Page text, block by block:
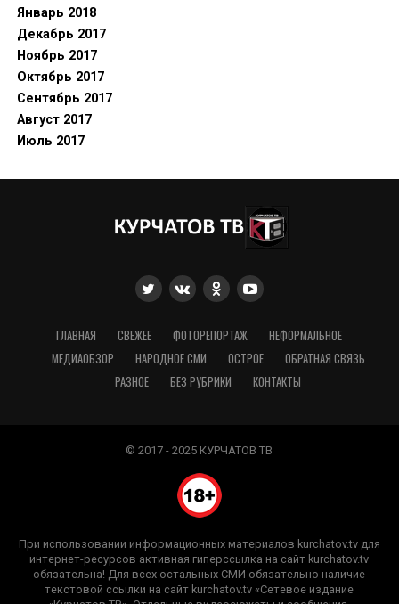
Январь 2018
Декабрь 2017
Ноябрь 2017
Октябрь 2017
Сентябрь 2017
Август 2017
Июль 2017
ГЛАВНАЯ СВЕЖЕЕ ФОТОРЕПОРТАЖ
НЕФОРМАЛЬНОЕ
МЕДИАОБЗОР
НАРОДНОЕ СМИ ОСТРОЕ
ОБРАТНАЯ СВЯЗЬ
РАЗНОЕ
БЕЗ РУБРИКИ КОНТАКТЫ
© 2017 - 2025 КУРЧАТОВ ТВ
При использовании информационных материалов kurchatov.tv для
интернет-ресурсов активная гиперссылка на сайт kurchatov.tv
обязательна! Для всех остальных СМИ обязательно наличие
текстовой ссылки на сайт kurchatov.tv «Сетевое издание